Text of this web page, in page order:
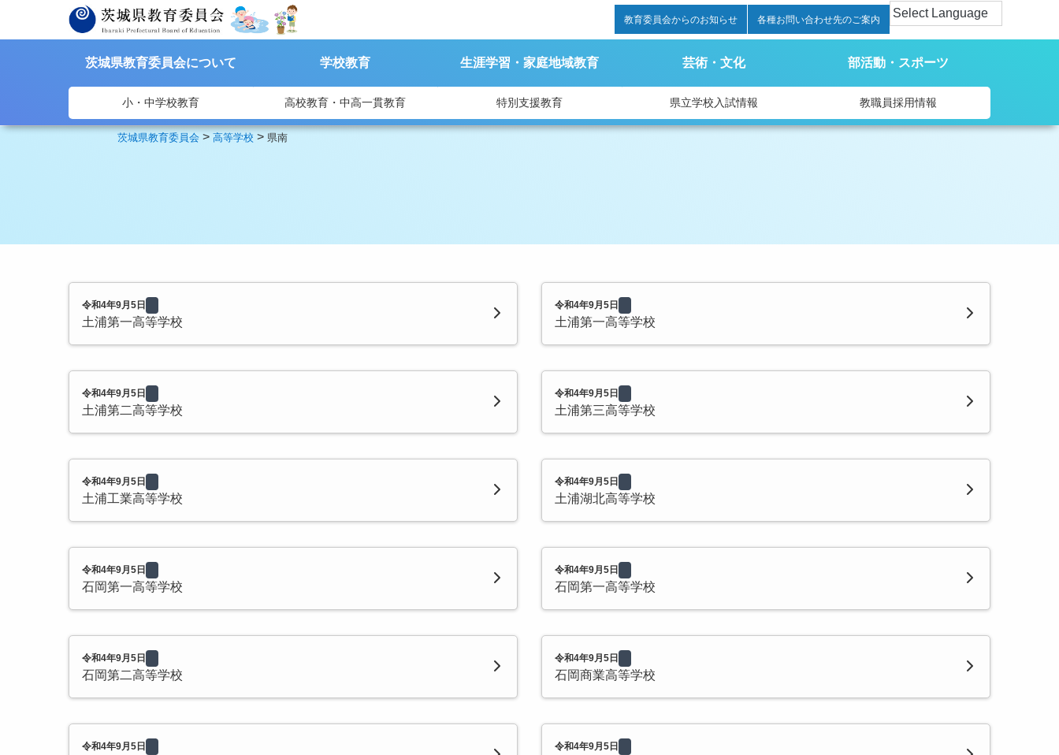
教育委員会からのお知らせ 各種お問い合わせ先のご案内
茨城県教育委員会について 学校教育 生涯学習・家庭地域教育 芸術・文化 部活動・スポーツ
小・中学校教育 高校教育・中高一貫教育 特別支援教育 県立学校入試情報 教職員採用情報
茨城県教育委員会 >高等学校 > 県南
令和4年9月5日
土浦第一高等学校
令和4年9月5日
土浦第一高等学校
令和4年9月5日
土浦第二高等学校
令和4年9月5日
土浦第三高等学校
令和4年9月5日
土浦工業高等学校
令和4年9月5日
土浦湖北高等学校
令和4年9月5日
石岡第一高等学校
令和4年9月5日
石岡第一高等学校
令和4年9月5日
石岡第二高等学校
令和4年9月5日
石岡商業高等学校
令和4年9月5日 令和4年9月5日